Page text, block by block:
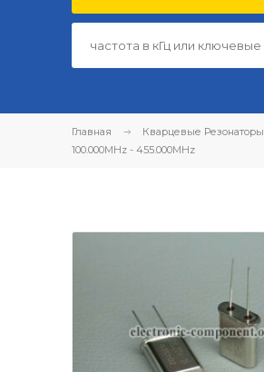
Главная
Кварцевые Резонаторы
100.000MHz - 455.000MHz